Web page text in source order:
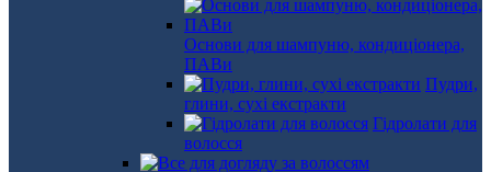
Основи для шампуню, кондиціонера,
ПАВи
Пудри,
глини, сухі екстракти
Гідролати для
волосся